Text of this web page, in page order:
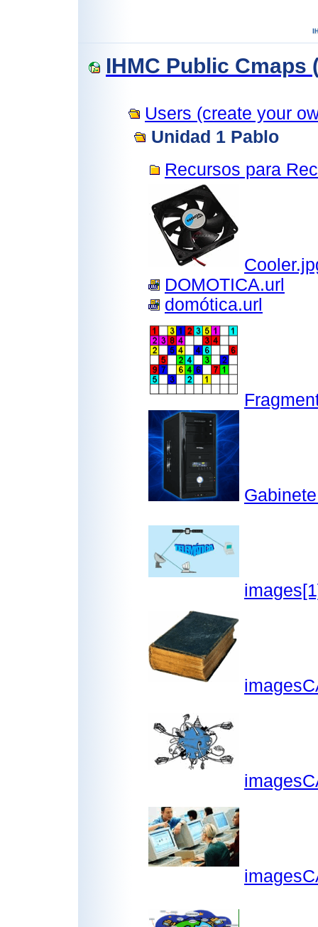
IHMC Public Cmaps
Users (create your
Unidad 1 Pablo
Recursos para
DOMOTICA.url
domótica.url